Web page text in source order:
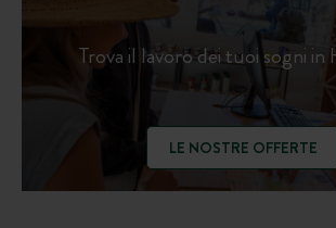
Trova il lavoro dei tuoi sogni
LE NOSTRE OFFERTE